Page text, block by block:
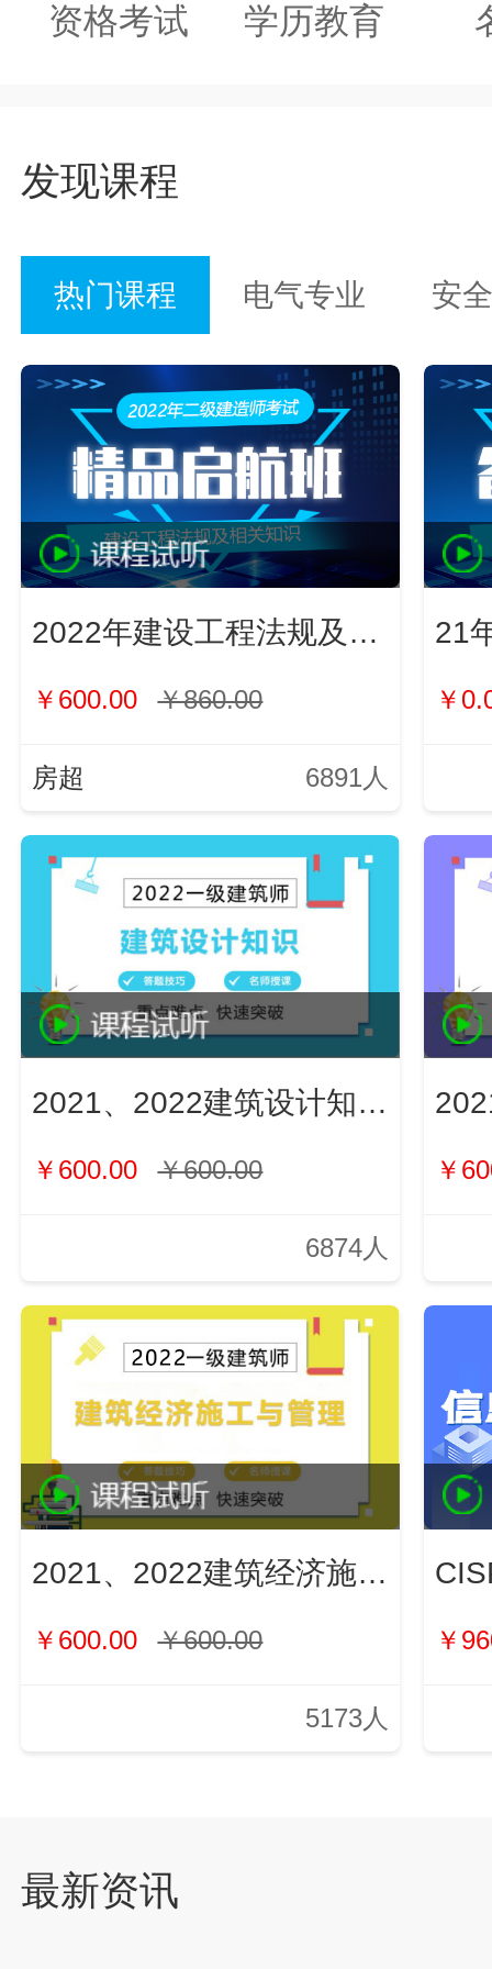
资格考试 学历教育
发现课程
热门课程 电气专业 安
2022年建设工程法规及相关知识
￥600.00 ￥860.00
房超 6891人
21
￥
2021、2022建筑设计知识（新）
￥600.00 ￥600.00
6874人
￥
2021、2022建筑经济施工与管理（新）
￥600.00 ￥600.00
5173人
￥
最新资讯